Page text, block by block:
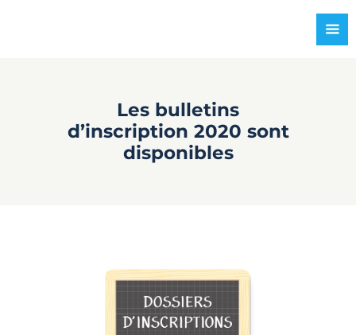
Les bulletins
d’inscription 2020 sont
disponibles